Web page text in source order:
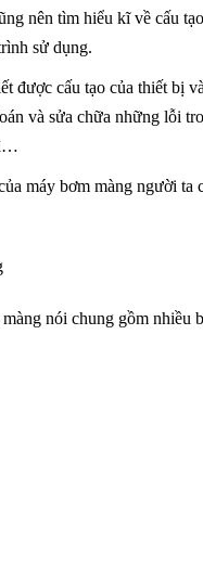
nên tìm hiểu kĩ về cấu
sử dụng.
được cấu tạo của thiết bị
và sửa chữa những lỗi
máy bơm màng người ta
nói chung gồm nhiều